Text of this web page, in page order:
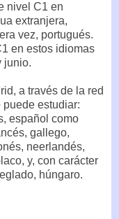
nivel C1 en
extranjera,
vez, portugués.
en estos idiomas
junio.
a través de la red
estudiar:
español como
gallego,
neerlandés,
y, con carácter
húngaro.